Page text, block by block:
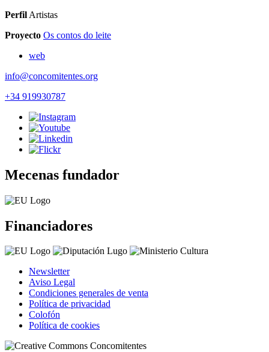
Perfil Artistas
Proyecto Os contos do leite
web
info@concomitentes.org
+34 919930787
Mecenas fundador
Financiadores
Newsletter
Aviso Legal
Condiciones generales de venta
Política de privacidad
Colofón
Política de cookies
Concomitentes